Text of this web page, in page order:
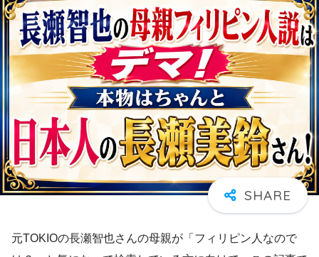
元TOKIOの長瀬智也さんの母親が「フィリピン人なので